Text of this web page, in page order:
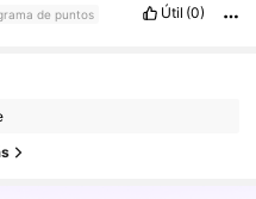
de puntos Útil (0)